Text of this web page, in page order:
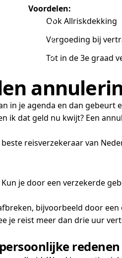
Voordelen:
Ook Allriskdekking
Vergoeding bij
Tot in de 3e graad
in je agenda en dan
ik dat geld nu kwijt? Een
reisverzekeraar van
je door een verzekerde
bijvoorbeeld door
je reist meer dan drie uur
redenen